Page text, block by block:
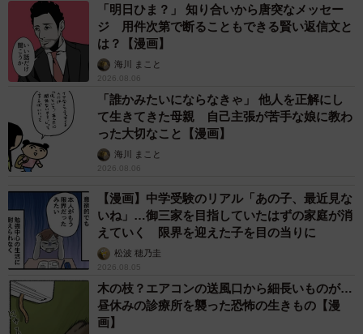
「明日ひま？」 知り合いから唐突なメッセー
ジ 用件次第で断ることもできる賢い返信文と
は？【漫画】
海川 まこと
2026.08.06
「誰かみたいにならなきゃ」 他人を正解にし
て生きてきた母親 自己主張が苦手な娘に教わ
った大切なこと【漫画】
海川 まこと
2026.08.06
【漫画】中学受験のリアル「あの子、最近見な
いね」…御三家を目指していたはずの家庭が消
えていく 限界を迎えた子を目の当りに
松波 穂乃圭
2026.08.05
木の枝？エアコンの送風口から細長いものが…
昼休みの診療所を襲った恐怖の生きもの【漫
画】